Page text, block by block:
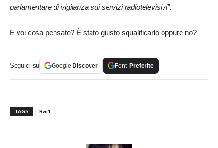
parlamentare di vigilanza sui servizi radiotelevisivi”.
E voi cosa pensate? È stato giusto squalificarlo oppure no?
Seguici su Google Discover Fonti Preferite
TAGS Rai1